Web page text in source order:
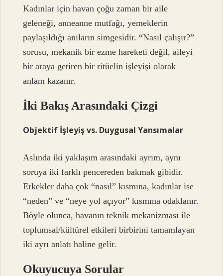
Kadınlar için havan çoğu zaman bir aile
geleneği, anneanne mutfağı, yemeklerin
paylaşıldığı anıların simgesidir. “Nasıl çalışır?”
sorusu, mekanik bir ezme hareketi değil, aileyi
bir araya getiren bir ritüelin işleyişi olarak
anlam kazanır.
İki Bakış Arasındaki Çizgi
Objektif İşleyiş vs. Duygusal Yansımalar
Aslında iki yaklaşım arasındaki ayrım, aynı
soruya iki farklı pencereden bakmak gibidir.
Erkekler daha çok “nasıl” kısmına, kadınlar ise
“neden” ve “neye yol açıyor” kısmına odaklanır.
Böyle olunca, havanın teknik mekanizması ile
toplumsal/kültürel etkileri birbirini tamamlayan
iki ayrı anlatı haline gelir.
Okuyucuya Sorular